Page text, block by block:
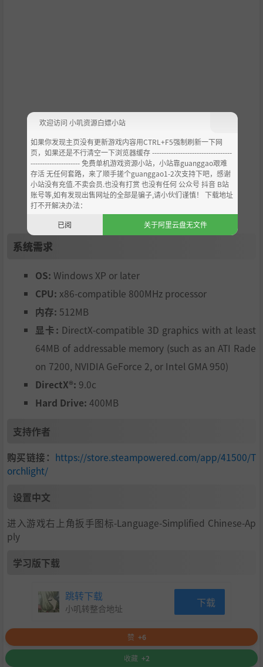
系统需求
OS: Windows XP or later
CPU: x86-compatible 800MHz processor
内存: 512MB
显卡: DirectX-compatible 3D graphics with at least
64MB of addressable memory (such as an ATI Rade
on 7200, NVIDIA GeForce 2, or Intel GMA 950)
DirectX®: 9.0c
Hard Drive: 400MB
支持作者
购买链接： https://store.steampowered.com/app/41500/T
orchlight/
设置中文
进入游戏右上角扳手图标-Language-Simplified Chinese-Ap
ply
学习版下载
跳转下载
小叽转整合地址 下载
赞 +6
收藏 +2
欢迎访问 小叽资源白嫖小站
如果你发现主页没有更新游戏内容用CTRL+F5强制刷新一下网
页，如果还是不行清空一下浏览器缓存 ----------------------------------
--------------------- 免费单机游戏资源小站，小站靠guanggao艰难
存活 无任何套路，来了顺手搓个guanggao1-2次支持下吧，感谢
小站没有充值.不卖会员.也没有打赏 也没有任何 公众号 抖音 B站
账号等,如有发现出售网址的全部是骗子,请小伙们谨慎！ 下载地址
打不开解决办法：
已阅
关于阿里云盘无文件